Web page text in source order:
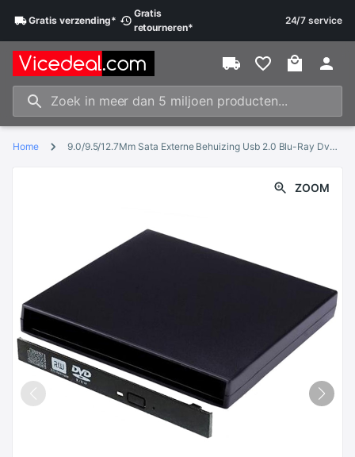
Gratisverzending*
Gratis
retourneren*
24/7 service
Home 9.0/9.5/12.7Mm Sata Externe Behuizing Usb 2.0 Blu-Ray Dvd Cd Dvd-Rom Case Voor Laptop cd/Dvd Optische Drive Draagbare Slanke
ZOOM